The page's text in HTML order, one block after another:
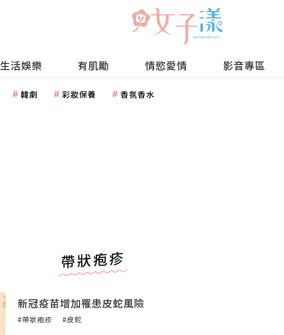
生活娛樂 有肌勵 情慾愛情 影音專區
韓劇 彩妝保養 香氛香水
帶狀疱疹
新冠疫苗增加罹患皮蛇風險
#帶狀疱疹 #皮蛇